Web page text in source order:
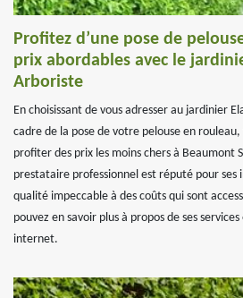
Profitez d’une pose de
prix abordables avec le
Arboriste
En choisissant de vous adresser au jardinier
cadre de la pose de votre pelouse en
profiter des prix les moins chers à Beaumont
prestataire professionnel est réputé pour ses
qualité impeccable à des coûts qui sont
pouvez en savoir plus à propos de ses
internet.